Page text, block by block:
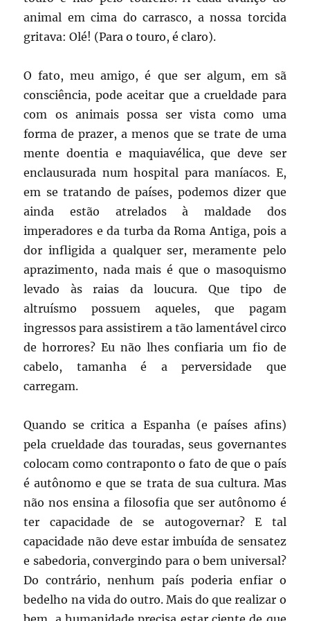
animal em cima do carrasco, a nossa torcida
gritava: Olé! (Para o touro, é claro).
O fato, meu amigo, é que ser algum, em sã
consciência, pode aceitar que a crueldade para
com os animais possa ser vista como uma
forma de prazer, a menos que se trate de uma
mente doentia e maquiavélica, que deve ser
enclausurada num hospital para maníacos. E,
em se tratando de países, podemos dizer que
ainda estão atrelados à maldade dos
imperadores e da turba da Roma Antiga, pois a
dor infligida a qualquer ser, meramente pelo
aprazimento, nada mais é que o masoquismo
levado às raias da loucura. Que tipo de
altruísmo possuem aqueles, que pagam
ingressos para assistirem a tão lamentável circo
de horrores? Eu não lhes confiaria um fio de
cabelo, tamanha é a perversidade que
carregam.
Quando se critica a Espanha (e países afins)
pela crueldade das touradas, seus governantes
colocam como contraponto o fato de que o país
é autônomo e que se trata de sua cultura. Mas
não nos ensina a filosofia que ser autônomo é
ter capacidade de se autogovernar? E tal
capacidade não deve estar imbuída de sensatez
e sabedoria, convergindo para o bem universal?
Do contrário, nenhum país poderia enfiar o
bedelho na vida do outro. Mais do que realizar o